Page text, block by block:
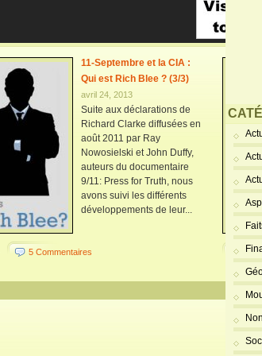
11-Septembre et la CIA :
Qui est Rich Blee ? (3/3)
avril 24, 2013
Suite aux déclarations de
Richard Clarke diffusées en
août 2011 par Ray
Nowosielski et John Duffy,
auteurs du documentaire
9/11: Press for Truth, nous
avons suivi les différents
développements de leur...
5 Commentaires Lire +